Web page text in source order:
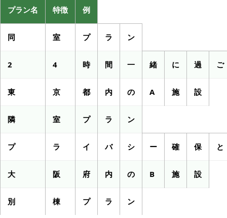
プラン名 特徴 例
同 室 プ ラ ン
2 4 時 間 一 緒 に 過 ご
東 京 都 内 の A 施 設
隣 室 プ ラ ン
プ ラ イ バ シ ー 確 保 と
大 阪 府 内 の B 施 設
別 棟 プ ラ ン